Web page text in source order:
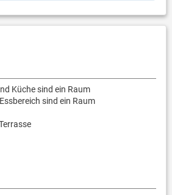
Küche sind ein Raum
sind ein Raum